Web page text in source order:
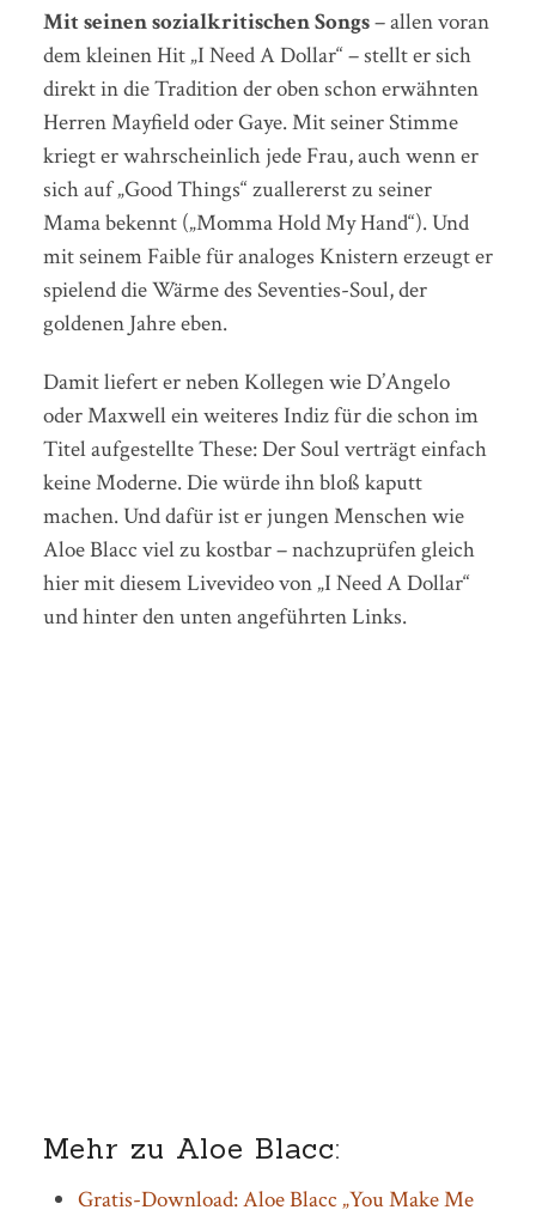
Mit seinen sozialkritischen Songs– allen voran
dem kleinen Hit „I Need A Dollar“ – stellt er sich
direkt in die Tradition der oben schon erwähnten
Herren Mayfield oder Gaye. Mit seiner Stimme
kriegt er wahrscheinlich jede Frau, auch wenn er
sich auf „Good Things“ zuallererst zu seiner
Mama bekennt („Momma Hold My Hand“). Und
mit seinem Faible für analoges Knistern erzeugt er
spielend die Wärme des Seventies-Soul, der
goldenen Jahre eben.
Damit liefert er neben Kollegen wie D’Angelo
oder Maxwell ein weiteres Indiz für die schon im
Titel aufgestellte These: Der Soul verträgt einfach
keine Moderne. Die würde ihn bloß kaputt
machen. Und dafür ist er jungen Menschen wie
Aloe Blacc viel zu kostbar – nachzuprüfen gleich
hier mit diesem Livevideo von „I Need A Dollar“
und hinter den unten angeführten Links.
Mehr zu Aloe Blacc:
Gratis-Download: Aloe Blacc „You Make Me